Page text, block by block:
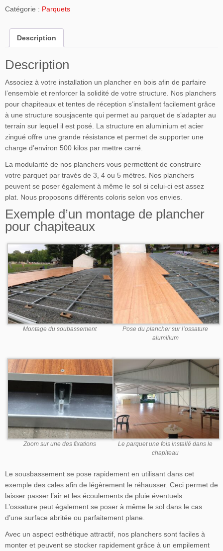
Catégorie : Parquets
Description
Description
Associez à votre installation un plancher en bois afin de parfaire
l’ensemble et renforcer la solidité de votre structure. Nos planchers
pour chapiteaux et tentes de réception s’installent facilement grâce
à une structure sousjacente qui permet au parquet de s’adapter au
terrain sur lequel il est posé. La structure en aluminium et acier
zingué offre une grande résistance et permet de supporter une
charge d’environ 500 kilos par mettre carré.
La modularité de nos planchers vous permettent de construire
votre parquet par través de 3, 4 ou 5 mètres. Nos planchers
peuvent se poser également à même le sol si celui-ci est assez
plat. Nous proposons différents coloris selon vos envies.
Exemple d’un montage de plancher
pour chapiteaux
Montage du soubassement
Pose du plancher sur l’ossature
alumilium
Zoom sur une des fixations
Le parquet une fois installé dans le
chapiteau
Le sousbassement se pose rapidement en utilisant dans cet
exemple des cales afin de légèrement le réhausser. Ceci permet de
laisser passer l’air et les écoulements de pluie éventuels.
L’ossature peut également se poser à même le sol dans le cas
d’une surface abritée ou parfaitement plane.
Avec un aspect esthétique attractif, nos planchers sont faciles à
monter et peuvent se stocker rapidement grâce à un empilement